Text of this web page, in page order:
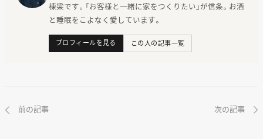
棟梁です。「お客様と一緒に家をつくりたい」が信条。お酒
と睡眠をこよなく愛しています。
プロフィールを見る この人の記事一覧
前の記事 次の記事